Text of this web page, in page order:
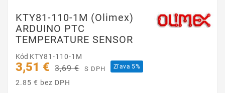
KTY81-110-1M (Olimex)
ARDUINO PTC
TEMPERATURE SENSOR
Kód KTY81-110-1M
3,51 € 3,69 € S DPH Zľava 5%
2.85 € bez DPH